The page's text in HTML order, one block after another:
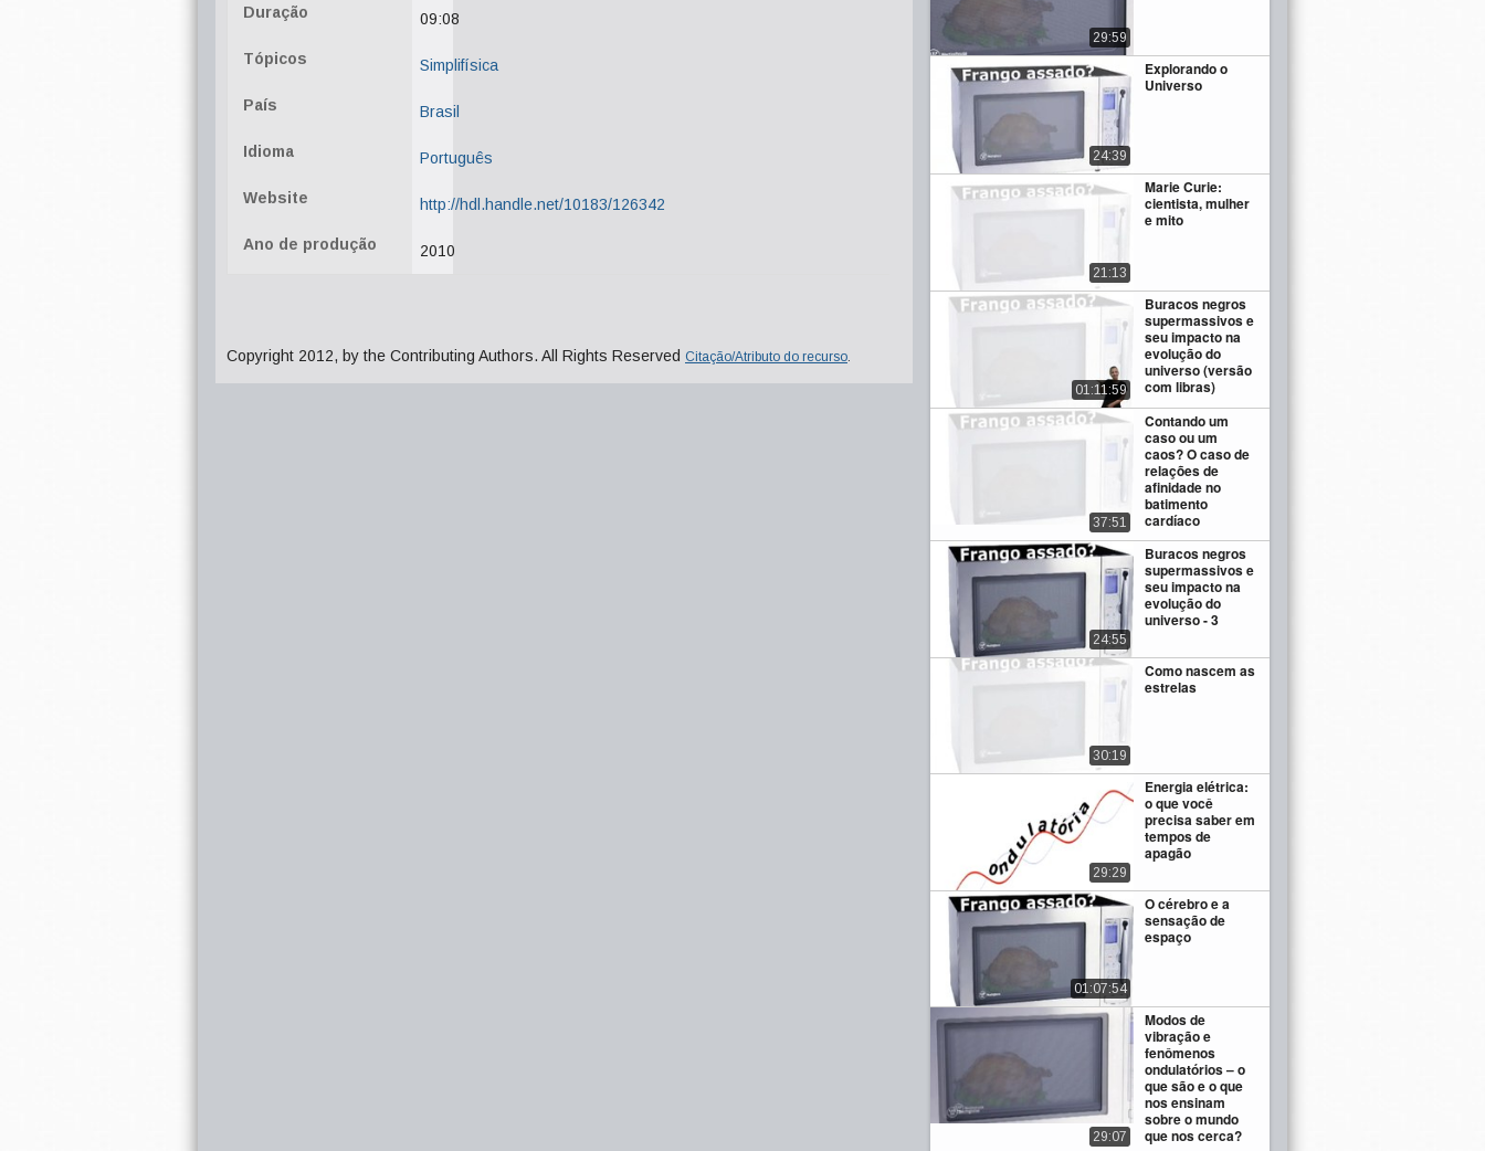
Duração 09:08
Tópicos Simplifísica
País Brasil
Idioma Português
Website http://hdl.handle.net/10183/126342
Ano de produção 2010
Copyright 2012, by the Contributing Authors. All Rights Reserved Citação/Atributo do recurso.
29:59
Explorando o
Universo
24:39
Marie Curie:
cientista, mulher
e mito
21:13
Buracos negros
supermassivos e
seu impacto na
evolução do
universo (versão
com libras)
01:11:59
Contando um
caso ou um
caos? O caso de
relações de
afinidade no
batimento
cardíaco
37:51
Buracos negros
supermassivos e
seu impacto na
evolução do
universo - 3
24:55
Como nascem as
estrelas
30:19
Energia elétrica:
o que você
precisa saber em
tempos de
apagão
29:29
O cérebro e a
sensação de
espaço
01:07:54
Modos de
vibração e
fenômenos
ondulatórios – o
que são e o que
nos ensinam
sobre o mundo
que nos cerca?
29:07